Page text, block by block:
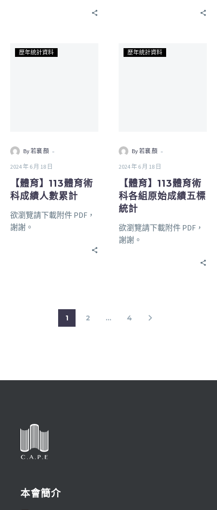
歷年統計資料
By 若襄 顏 -
2024 年 6 月 18 日
【體育】113體育術
科成績人數累計
欲瀏覽請下載附件 PDF，
謝謝。
歷年統計資料
By 若襄 顏 -
2024 年 6 月 18 日
【體育】113體育術
科各組原始成績五標
統計
欲瀏覽請下載附件 PDF，
謝謝。
1 2 ... 4
本會簡介